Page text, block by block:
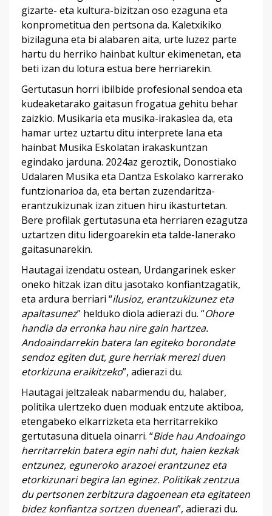
gizarte- eta kultura-bizitzan oso ezaguna eta
konprometitua den pertsona da. Kaletxikiko
bizilaguna eta bi alabaren aita, urte luzez parte
hartu du herriko hainbat kultur ekimenetan, eta
beti izan du lotura estua bere herriarekin.
Gertutasun horri ibilbide profesional sendoa eta
kudeaketarako gaitasun frogatua gehitu behar
zaizkio. Musikaria eta musika-irakaslea da, eta
hamar urtez uztartu ditu interprete lana eta
hainbat Musika Eskolatan irakaskuntzan
egindako jarduna. 2024az geroztik, Donostiako
Udalaren Musika eta Dantza Eskolako karrerako
funtzionarioa da, eta bertan zuzendaritza-
erantzukizunak izan zituen hiru ikasturtetan.
Bere profilak gertutasuna eta herriaren ezagutza
uztartzen ditu lidergoarekin eta talde-lanerako
gaitasunarekin.
Hautagai izendatu ostean, Urdangarinek esker
oneko hitzak izan ditu jasotako konfiantzagatik,
eta ardura berriari “ilusioz, erantzukizunez eta
apaltasunez” helduko diola adierazi du. “Ohore
handia da erronka hau nire gain hartzea.
Andoaindarrekin batera lan egiteko borondate
sendoz egiten dut, gure herriak merezi duen
etorkizuna eraikitzeko”, adierazi du.
Hautagai jeltzaleak nabarmendu du, halaber,
politika ulertzeko duen moduak entzute aktiboa,
etengabeko elkarrizketa eta herritarrekiko
gertutasuna dituela oinarri. “Bide hau Andoaingo
herritarrekin batera egin nahi dut, haien kezkak
entzunez, eguneroko arazoei erantzunez eta
etorkizunari begira lan eginez. Politikak zentzua
du pertsonen zerbitzura dagoenean eta egitateen
bidez konfiantza sortzen duenean”, adierazi du.